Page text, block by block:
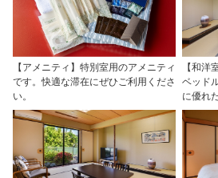
【アメニティ】特別室用のアメニティ
です。快適な滞在にぜひご利用くださ
い。
【和洋
ベッド
に優れ